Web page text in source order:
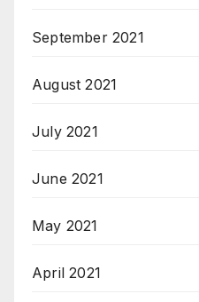
September 2021
August 2021
July 2021
June 2021
May 2021
April 2021